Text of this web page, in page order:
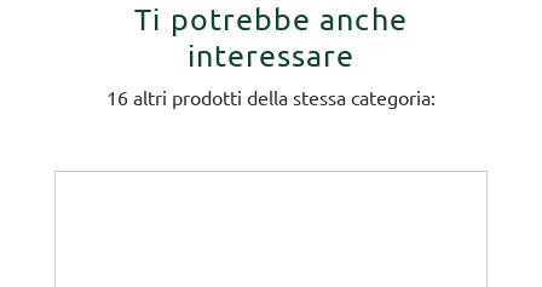
Ti potrebbe anche
interessare
16 altri prodotti della stessa categoria: